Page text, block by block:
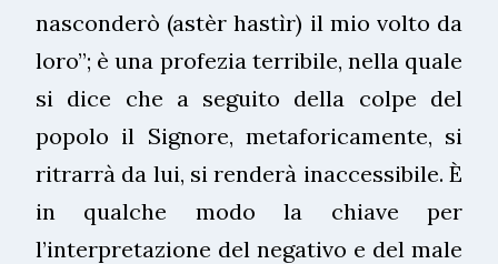
nasconderò (astèr hastìr) il mio volto da
loro”; è una profezia terribile, nella quale
si dice che a seguito della colpe del
popolo il Signore, metaforicamente, si
ritrarrà da lui, si renderà inaccessibile. È
in qualche modo la chiave per
l’interpretazione del negativo e del male